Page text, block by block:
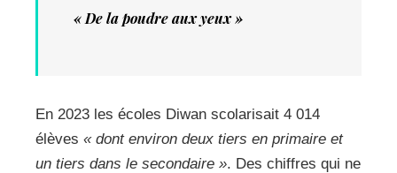
« De la poudre aux yeux »
En 2023 les écoles Diwan scolarisait 4 014
élèves « dont environ deux tiers en primaire et
un tiers dans le secondaire ». Des chiffres qui ne